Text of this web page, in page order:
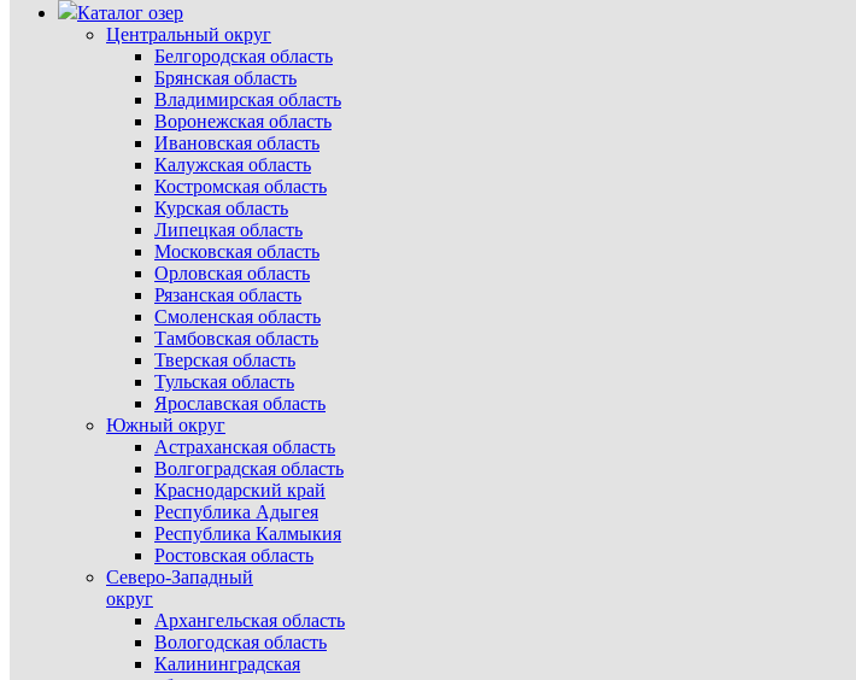
Каталог озер
Центральный округ
Белгородская область
Брянская область
Владимирская область
Воронежская область
Ивановская область
Калужская область
Костромская область
Курская область
Липецкая область
Московская область
Орловская область
Рязанская область
Смоленская область
Тамбовская область
Тверская область
Тульская область
Ярославская область
Южный округ
Астраханская область
Волгоградская область
Краснодарский край
Республика Адыгея
Республика Калмыкия
Ростовская область
Северо-Западный
округ
Архангельская область
Вологодская область
Калининградская